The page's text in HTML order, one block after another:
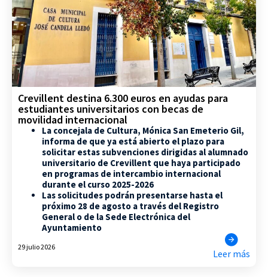
Crevillent destina 6.300 euros en ayudas para
estudiantes universitarios con becas de
movilidad internacional
La concejala de Cultura, Mónica San Emeterio Gil,
informa de que ya está abierto el plazo para
solicitar estas subvenciones dirigidas al alumnado
universitario de Crevillent que haya participado
en programas de intercambio internacional
durante el curso 2025-2026
Las solicitudes podrán presentarse hasta el
próximo 28 de agosto a través del Registro
General o de la Sede Electrónica del
Ayuntamiento
29 julio 2026
Leer más